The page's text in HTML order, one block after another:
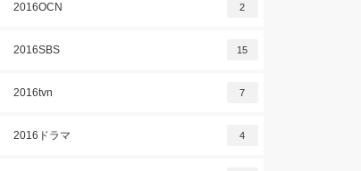
2016OCN 2
2016SBS 15
2016tvn 7
2016ドラマ 4